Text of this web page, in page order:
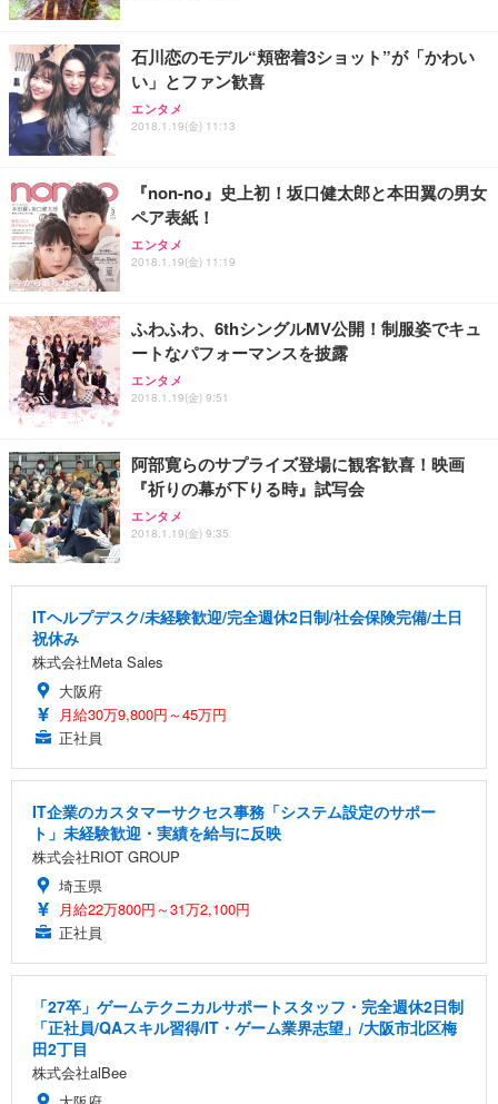
石川恋のモデル“頬密着3ショット”が「かわい
い」とファン歓喜
エンタメ
2018.1.19(金) 11:13
『non-no』史上初！坂口健太郎と本田翼の男女
ペア表紙！
エンタメ
2018.1.19(金) 11:19
ふわふわ、6thシングルMV公開！制服姿でキュ
ートなパフォーマンスを披露
エンタメ
2018.1.19(金) 9:51
阿部寛らのサプライズ登場に観客歓喜！映画
『祈りの幕が下りる時』試写会
エンタメ
2018.1.19(金) 9:35
ITヘルプデスク/未経験歓迎/完全週休2日制/社会保険完備/土日
祝休み
株式会社Meta Sales
大阪府
月給30万9,800円～45万円
正社員
IT企業のカスタマーサクセス事務「システム設定のサポー
ト」未経験歓迎・実績を給与に反映
株式会社RIOT GROUP
埼玉県
月給22万800円～31万2,100円
正社員
「27卒」ゲームテクニカルサポートスタッフ・完全週休2日制
「正社員/QAスキル習得/IT・ゲーム業界志望」/大阪市北区梅
田2丁目
株式会社alBee